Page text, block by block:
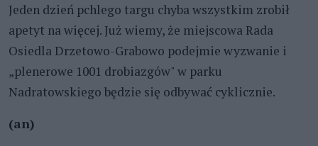
Jeden dzień pchlego targu chyba wszystkim zrobił
apetyt na więcej. Już wiemy, że miejscowa Rada
Osiedla Drzetowo-Grabowo podejmie wyzwanie i
„plenerowe 1001 drobiazgów" w parku
Nadratowskiego będzie się odbywać cyklicznie.
(an)